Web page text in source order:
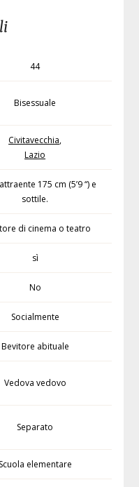
44
Bisessuale
Civitavecchia,
Lazio
175 cm (5’9 “) e
sottile.
di cinema o teatro
sì
No
Socialmente
Bevitore abituale
Vedova vedovo
Separato
Scuola elementare